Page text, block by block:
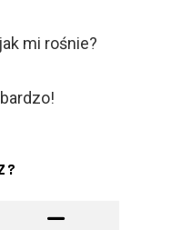
mi rośnie?